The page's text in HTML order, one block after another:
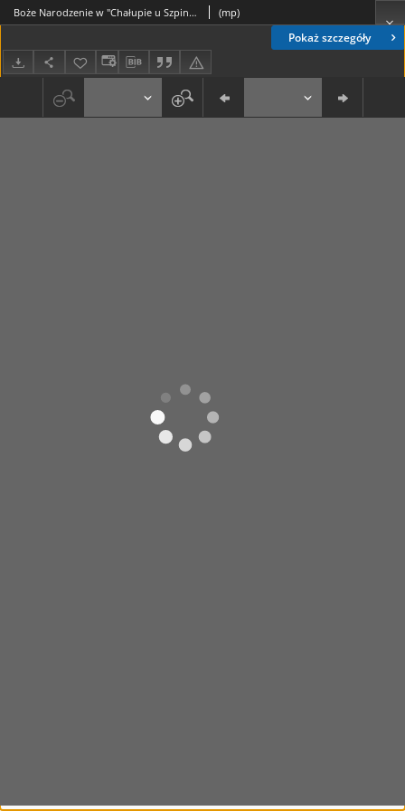
Pokaż szczegóły
Boże Narodzenie w "Chałupie u Szpinaka" (mp)